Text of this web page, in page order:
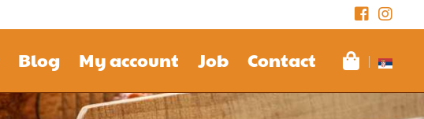
Blog My account Job Contact